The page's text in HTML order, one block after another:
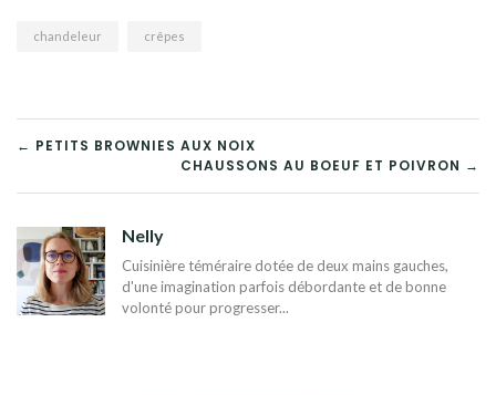
chandeleur crêpes
NAVIGATION
DE
L’ARTICLE
← PETITS BROWNIES AUX NOIX
CHAUSSONS AU BOEUF ET POIVRON →
Nelly
Cuisinière téméraire dotée de deux mains gauches,
d'une imagination parfois débordante et de bonne
volonté pour progresser...